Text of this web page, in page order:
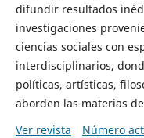
difundir resultados
investigaciones
ciencias sociales con
interdisciplinarios,
políticas, artísticas,
aborden las materias
Ver revista
Número